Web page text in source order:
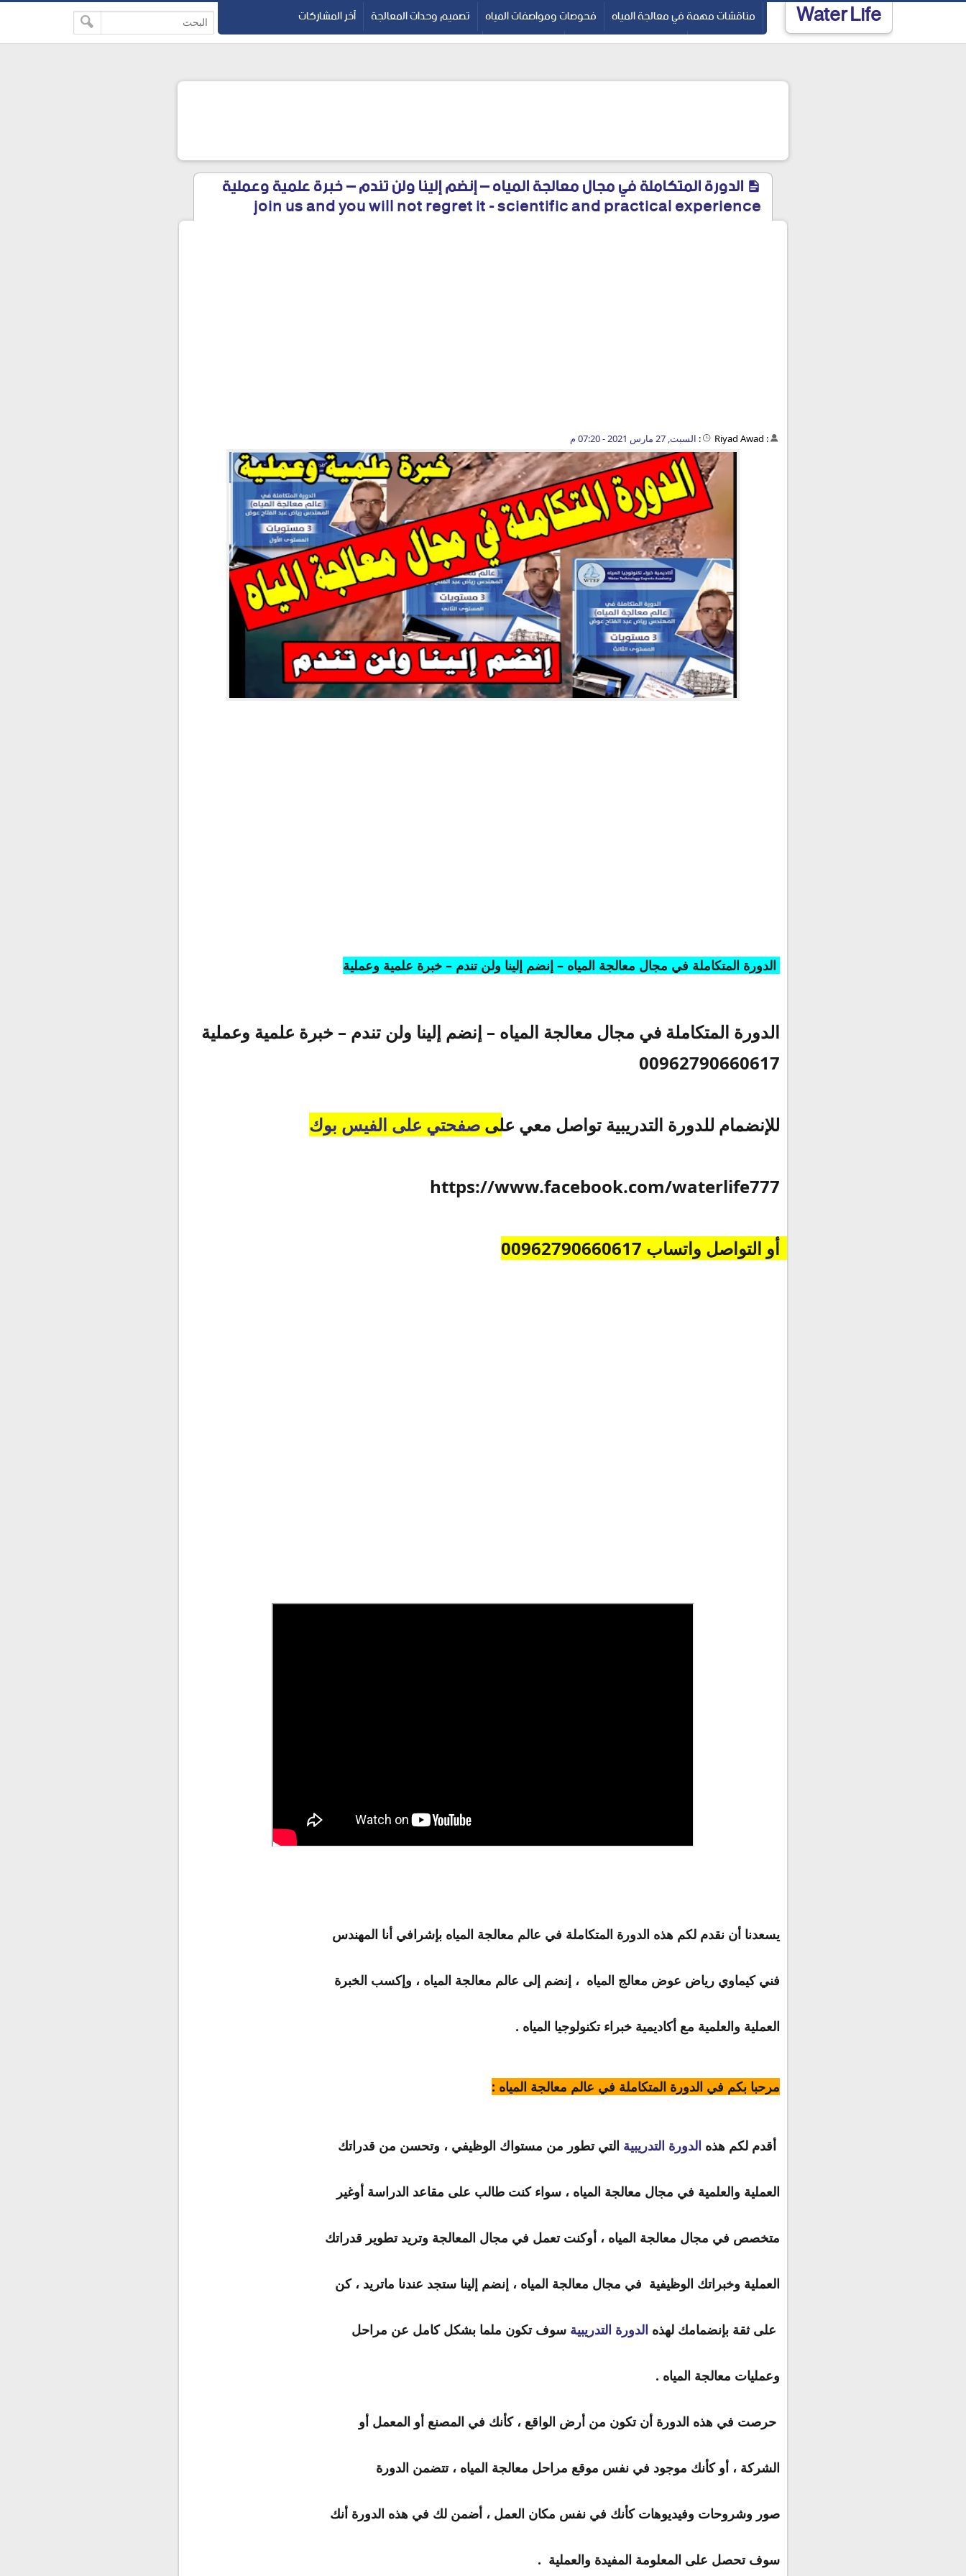
-->
Water Life مناقشات مهمة في معالجة المياه فحوصات ومواصفات المياه تصميم وحدات المعالجة آخر المشاركات
المياه الجوفية الفحوصات البكتيرية للمياه ??? ??????? الصفحة الرئيسية
الدورة المتكاملة في مجال معالجة المياه – إنضم إلينا ولن تندم – خبرة علمية وعملية
join us and you will not regret it - scientific and practical experience
:
Riyad Awad
: السبت, 27 مارس 2021 - 07:20 م
الدورة المتكاملة في مجال معالجة المياه – إنضم إلينا ولن تندم – خبرة علمية وعملية
الدورة المتكاملة في مجال معالجة المياه – إنضم إلينا ولن تندم – خبرة علمية وعملية
00962790660617
للإنضمام للدورة التدريبية تواصل معي على صفحتي على الفيس بوك
https://www.facebook.com/waterlife777
أو التواصل واتساب 00962790660617
يسعدنا أن نقدم لكم هذه الدورة المتكاملة في عالم معالجة المياه بإشرافي أنا المهندس
فني كيماوي رياض عوض معالج المياه  ، إنضم إلى عالم معالجة المياه ، وإكسب الخبرة
العملية والعلمية مع أكاديمية خبراء تكنولوجيا المياه .
مرحبا بكم في الدورة المتكاملة في عالم معالجة المياه :
الدورة التدريبية التي تطور من مستواك الوظيفي ، وتحسن من قدراتك
العملية والعلمية في مجال معالجة المياه ، سواء كنت طالب على مقاعد الدراسة أوغير
متخصص في مجال معالجة المياه ، أوكنت تعمل في مجال المعالجة وتريد تطوير قدراتك
العملية وخبراتك الوظيفية  في مجال معالجة المياه ، إنضم إلينا ستجد عندنا ماتريد ، كن
الدورة التدريبية سوف تكون ملما بشكل كامل عن مراحل
وعمليات معالجة المياه .
الشركة ، أو كأنك موجود في نفس موقع مراحل معالجة المياه ، تتضمن الدورة
صور وشروحات وفيديوهات كأنك في نفس مكان العمل ، أضمن لك في هذه الدورة أنك
سوف تحصل على المعلومة المفيدة والعملية  .